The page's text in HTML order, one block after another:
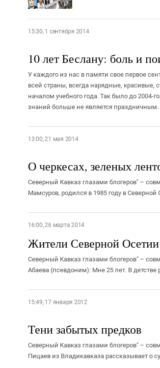
15:30, 1 сентября 2014
10 лет Беслану: боль и
У каждого из нас в памяти свое первое
всей страны, всегда нарядные, красивые,
началом учебного года. Так было до 2004-
знаний больше не является праздничным.
13:00, 21 мая 2014
О черкесах, зеленых
Северный Кавказ глазами блогеров" –
Мамсуров, родился в 1985 году в
16:00, 26 марта 2014
Жители Северной
Северный Кавказ глазами блогеров" –
Абаева (псевдоним): Мне 25 лет. В детстве
15:49, 17 января 2012
Тени забытых предков
Северный Кавказ глазами блогеров" –
Пицаев из Владикавказа рассказывает о